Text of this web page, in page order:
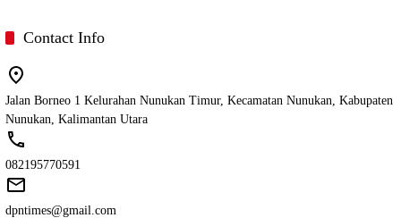
Contact Info
Jalan Borneo 1 Kelurahan Nunukan Timur, Kecamatan Nunukan, Kabupaten
Nunukan, Kalimantan Utara
082195770591
dpntimes@gmail.com